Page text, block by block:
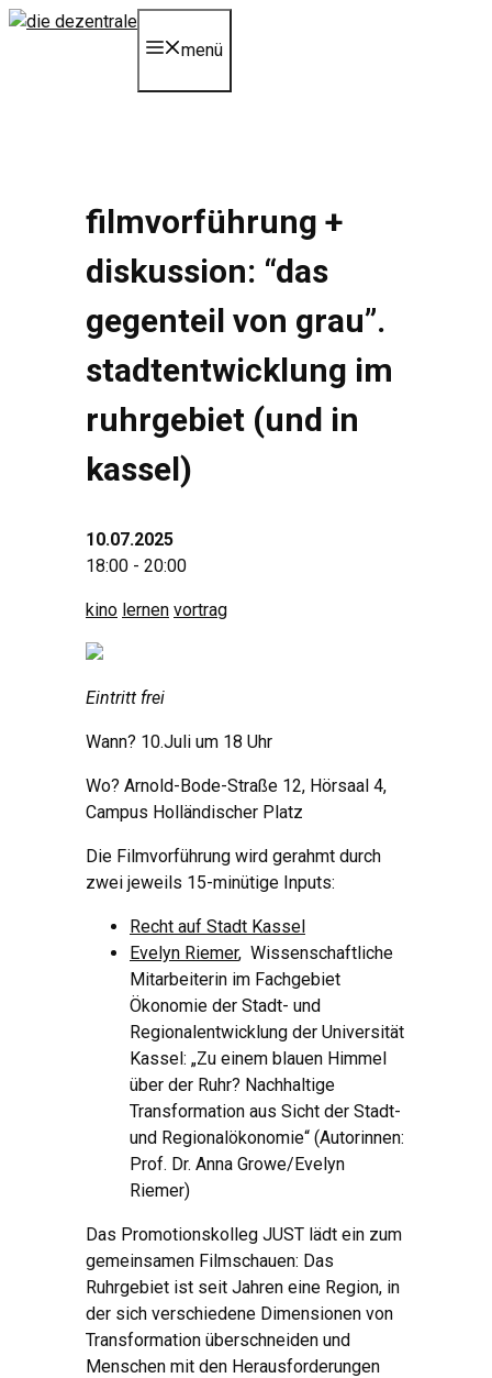
Zum
menü
filmvorführung +
diskussion: “das
gegenteil von grau”.
stadtentwicklung im
ruhrgebiet (und in
kassel)
10.07.2025
18:00 - 20:00
kino lernen vortrag
Eintritt frei
Wann? 10.Juli um 18 Uhr
Wo? Arnold-Bode-Straße 12, Hörsaal 4,
Campus Holländischer Platz
Die Filmvorführung wird gerahmt durch
zwei jeweils 15-minütige Inputs:
Recht auf Stadt Kassel
Evelyn Riemer, Wissenschaftliche
Mitarbeiterin im Fachgebiet
Ökonomie der Stadt- und
Regionalentwicklung der Universität
Kassel: „Zu einem blauen Himmel
über der Ruhr? Nachhaltige
Transformation aus Sicht der Stadt-
und Regionalökonomie“ (Autorinnen:
Prof. Dr. Anna Growe/Evelyn
Riemer)
Das Promotionskolleg JUST lädt ein zum
gemeinsamen Filmschauen: Das
Ruhrgebiet ist seit Jahren eine Region, in
der sich verschiedene Dimensionen von
Transformation überschneiden und
Menschen mit den Herausforderungen